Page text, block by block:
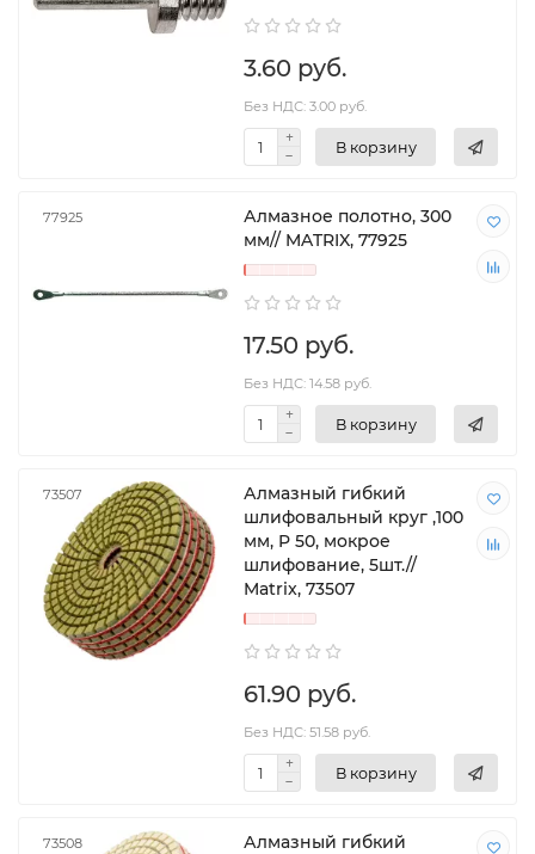
3.60 руб.
Без НДС: 3.00 руб.
В корзину
77925
Алмазное полотно, 300
мм// MATRIX, 77925
17.50 руб.
Без НДС: 14.58 руб.
В корзину
73507
Алмазный гибкий
шлифовальный круг ,100
мм, P 50, мокрое
шлифование, 5шт.//
Matrix, 73507
61.90 руб.
Без НДС: 51.58 руб.
В корзину
73508
Алмазный гибкий